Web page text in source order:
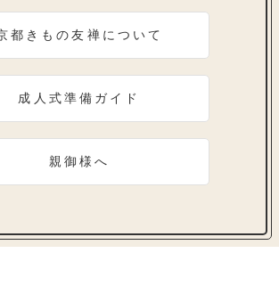
都きもの友禅について
成人式準備ガイド
親御様へ